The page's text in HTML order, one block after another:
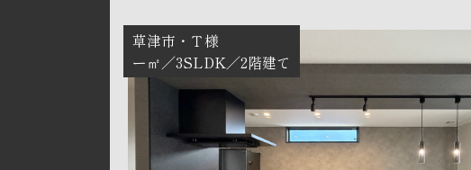
草津市
Ｔ様
ー㎡
3SLDK 2階建て